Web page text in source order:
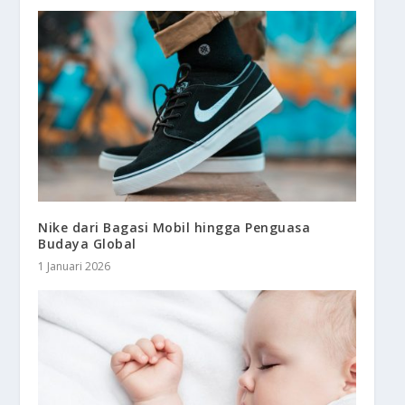
Nike dari Bagasi Mobil hingga Penguasa
Budaya Global
1 Januari 2026